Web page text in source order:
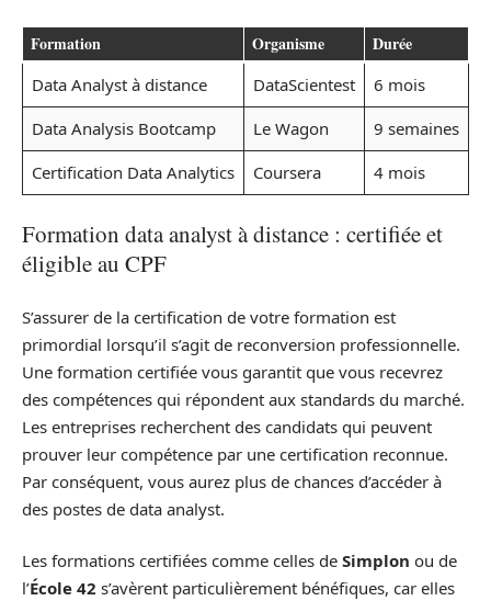
Formation Organisme Durée
Data Analyst à distance DataScientest
6 mois
Data Analysis Bootcamp
Le Wagon
9 semaines
Certification Data Analytics
Coursera 4 mois
Formation data analyst à distance : certifiée et
éligible au CPF
S’assurer de la certification de votre formation est
primordial lorsqu’il s’agit de reconversion professionnelle.
Une formation certifiée vous garantit que vous recevrez
des compétences qui répondent aux standards du marché.
Les entreprises recherchent des candidats qui peuvent
prouver leur compétence par une certification reconnue.
Par conséquent, vous aurez plus de chances d’accéder à
des postes de data analyst.
Les formations certifiées comme celles de Simplon ou de
l’École 42 s’avèrent particulièrement bénéfiques, car elles